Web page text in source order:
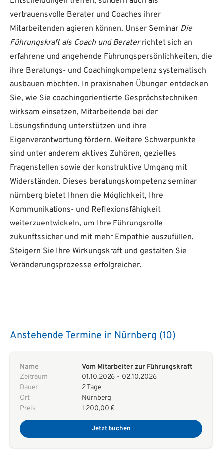
vertrauensvolle Berater und Coaches ihrer
Mitarbeitenden agieren können. Unser Seminar Die
Führungskraft als Coach und Beraterrichtet sich an
erfahrene und angehende Führungspersönlichkeiten, die
ihre Beratungs- und Coachingkompetenz systematisch
ausbauen möchten. In praxisnahen Übungen entdecken
Sie, wie Sie coachingorientierte Gesprächstechniken
wirksam einsetzen, Mitarbeitende bei der
Lösungsfindung unterstützen und ihre
Eigenverantwortung fördern. Weitere Schwerpunkte
sind unter anderem aktives Zuhören, gezieltes
Fragenstellen sowie der konstruktive Umgang mit
Widerständen. Dieses beratungskompetenz seminar
nürnberg bietet Ihnen die Möglichkeit, Ihre
Kommunikations- und Reflexionsfähigkeit
weiterzuentwickeln, um Ihre Führungsrolle
zukunftssicher und mit mehr Empathie auszufüllen.
Steigern Sie Ihre Wirkungskraft und gestalten Sie
Veränderungsprozesse erfolgreicher.
Anstehende Termine in Nürnberg (10)
Name
Vom Mitarbeiter zur Führungskraft
Zeitraum
01.10.2026 - 02.10.2026
Dauer
2 Tage
Ort
Nürnberg
Preis
1.200,00 €
Jetzt buchen